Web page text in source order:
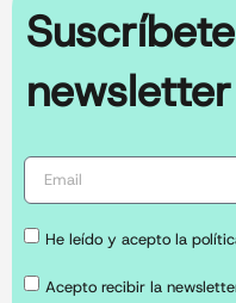
newsletter
He leído y acepto la
Acepto recibir la